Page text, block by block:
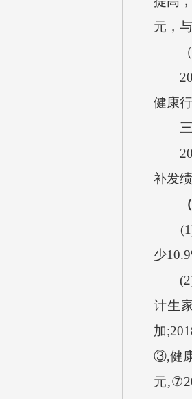
元，
健康
补发
少
计生
加
③,健
元,⑦